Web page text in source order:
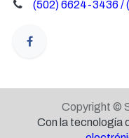
(502) 6624-3436 /
Copyright ©
Con la tecnología